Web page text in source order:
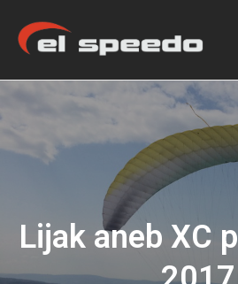
Lijak aneb XC